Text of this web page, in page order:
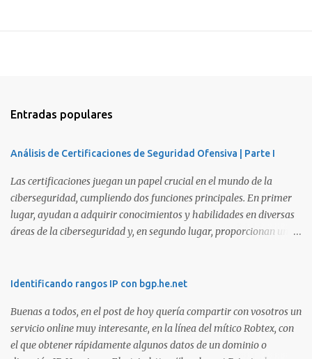
Entradas populares
Análisis de Certificaciones de Seguridad Ofensiva | Parte I
Las certificaciones juegan un papel crucial en el mundo de la
ciberseguridad, cumpliendo dos funciones principales. En primer
lugar, ayudan a adquirir conocimientos y habilidades en diversas
áreas de la ciberseguridad y, en segundo lugar, proporcionan una
certificaciones existentes hoy en día, elegir la adecuada puede
certificaciones que consideramos como opciones sólidas para
aquellos que desean especializarse en el área de la seguridad
ofensiva. Todas ellas son totalmente prácticas y su examen simula
Identificando rangos IP con bgp.he.net
Buenas a todos, en el post de hoy quería compartir con vosotros un
servicio online muy interesante, en la línea del mítico Robtex, con
el que obtener rápidamente algunos datos de un dominio o